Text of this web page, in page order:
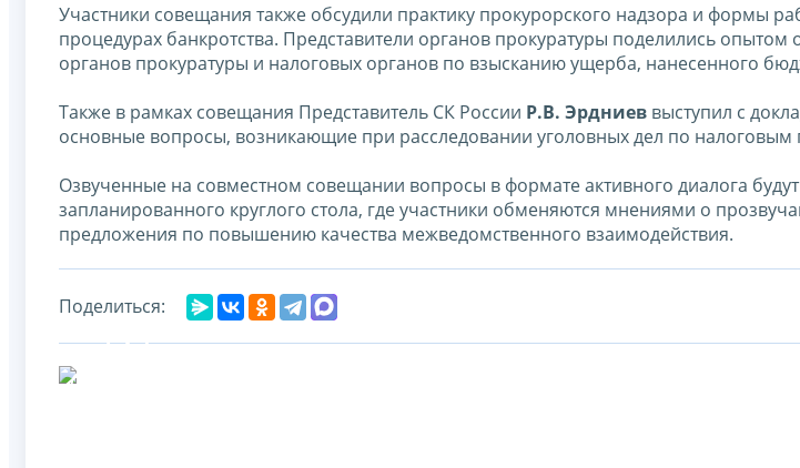
Участники совещания также обсудили практику прокурорского надзора и формы
процедурах банкротства. Представители органов прокуратуры поделились опытом
органов прокуратуры и налоговых органов по взысканию ущерба, нанесенного
Также в рамках совещания Представитель СК России Р.В. Эрдниев выступил с
основные вопросы, возникающие при расследовании уголовных дел по налоговым
Озвученные на совместном совещании вопросы в формате активного диалога
запланированного круглого стола, где участники обменяются мнениями о
предложения по повышению качества межведомственного взаимодействия.
Поделиться: